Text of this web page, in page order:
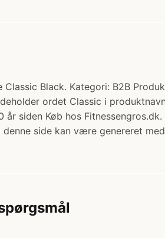
Classic Black. Kategori: B2B
ordet Classic i
år siden Køb hos Fitnessengros.dk.
denne side kan være genereret